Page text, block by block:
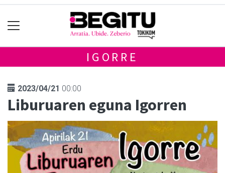
IGORRE
2023/04/21 00:00
Liburuaren eguna Igorren